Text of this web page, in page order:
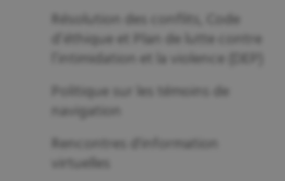
Résolution des conflits, Code
d’éthique et Plan de lutte contre
l’intimidation et la violence (DEP)
Politique sur les témoins de
navigation
Rencontres d'information
virtuelles